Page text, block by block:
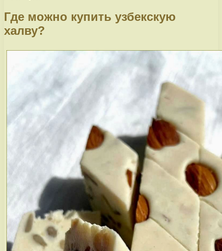
Где можно купить узбекскую
халву?